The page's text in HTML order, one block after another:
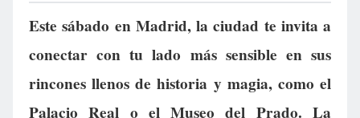
Este sábado en Madrid, la ciudad te invita a
conectar con tu lado más sensible en sus
rincones llenos de historia y magia, como el
Palacio Real o el Museo del Prado. La